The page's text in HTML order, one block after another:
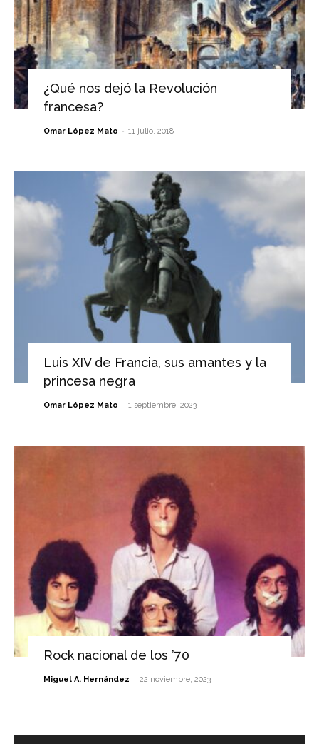
¿Qué nos dejó la Revolución
francesa?
Omar López Mato - 11 julio, 2018
Luis XIV de Francia, sus amantes y la
princesa negra
Omar López Mato - 1 septiembre, 2023
Rock nacional de los ’70
Miguel A. Hernández - 22 noviembre, 2023